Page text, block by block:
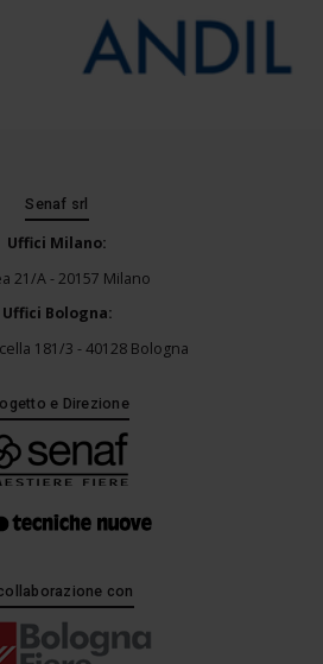
Senaf srl
Uffici Milano:
21/A - 20157 Milano
Uffici Bologna:
181/3 - 40128 Bologna
e Direzione
con